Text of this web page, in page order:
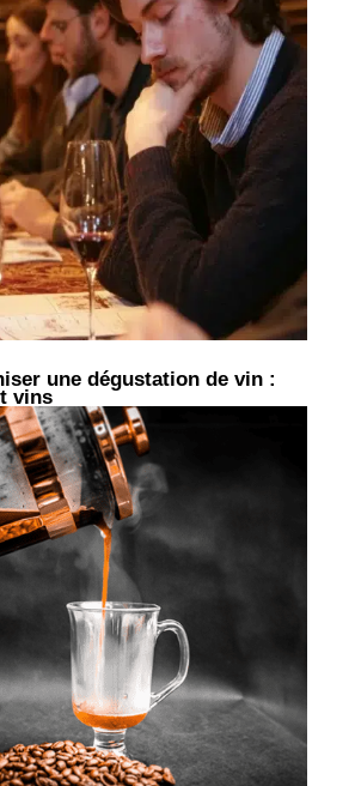
une dégustation de vin :
vins